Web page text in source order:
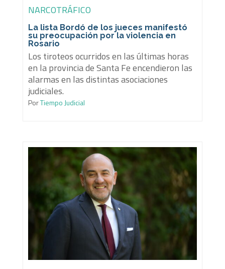
NARCOTRÁFICO
La lista Bordó de los jueces manifestó
su preocupación por la violencia en
Rosario
Los tiroteos ocurridos en las últimas horas
en la provincia de Santa Fe encendieron las
alarmas en las distintas asociaciones
judiciales.
PorTiempo Judicial